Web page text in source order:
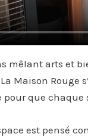
mêlant arts et
Maison Rouge
que
est pensé